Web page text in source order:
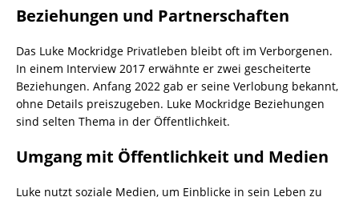
Beziehungen und Partnerschaften
Das Luke Mockridge Privatleben bleibt oft im Verborgenen.
In einem Interview 2017 erwähnte er zwei gescheiterte
Beziehungen. Anfang 2022 gab er seine Verlobung bekannt,
ohne Details preiszugeben. Luke Mockridge Beziehungen
sind selten Thema in der Öffentlichkeit.
Umgang mit Öffentlichkeit und Medien
Luke nutzt soziale Medien, um Einblicke in sein Leben zu